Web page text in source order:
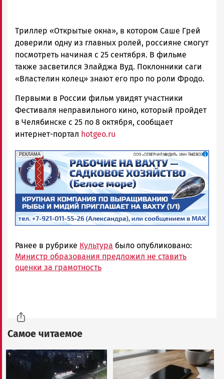
Триллер «Открытые окна», в котором Саше Грей
доверили одну из главных ролей, россияне смогут
посмотреть начиная с 25 сентября. В фильме
также засветился Элайджа Вуд. Поклонники саги
«Властелин колец» знают его про по роли Фродо.
Первыми в России фильм увидят участники
Фестиваля неправильного кино, который пройдет
в Челябинске с 25 по 8 октября, сообщает
интернет-портал hotgeo.ru
erid: 2SDnjf467GP
РЕКЛАМА
Реклама
Ранее в рубрике Культура было опубликовано:
Министр образования предложил не ставить
оценки за грамотность
Самое читаемое
Image Image